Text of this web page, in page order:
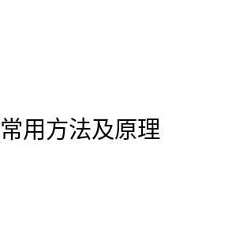
常用方法及原理